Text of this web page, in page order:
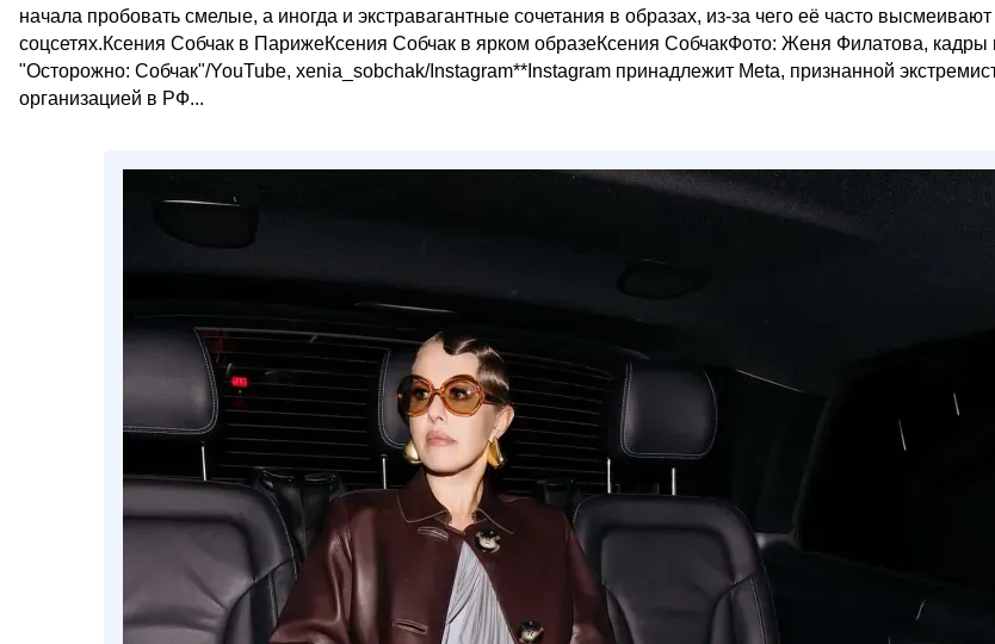
начала пробовать смелые, а иногда и экстравагантные сочетания в образах, из-за чего её часто высмеивают
соцсетях.Ксения Собчак в ПарижеКсения Собчак в ярком образеКсения СобчакФото: Женя Филатова, кадры
"Осторожно: Собчак"/YouTube, xenia_sobchak/Instagram**Instagram принадлежит Meta, признанной
организацией в РФ...